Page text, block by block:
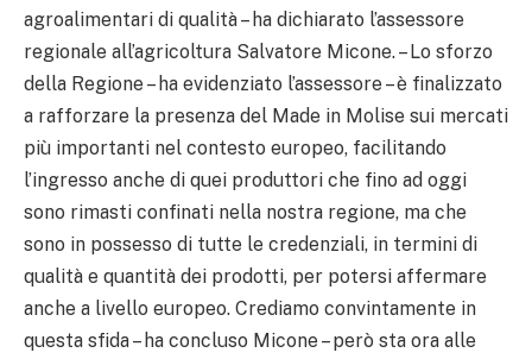
agroalimentari di qualità – ha dichiarato l’assessore
regionale all’agricoltura Salvatore Micone. – Lo sforzo
della Regione – ha evidenziato l’assessore – è finalizzato
a rafforzare la presenza del Made in Molise sui mercati
più importanti nel contesto europeo, facilitando
l’ingresso anche di quei produttori che fino ad oggi
sono rimasti confinati nella nostra regione, ma che
sono in possesso di tutte le credenziali, in termini di
qualità e quantità dei prodotti, per potersi affermare
anche a livello europeo. Crediamo convintamente in
questa sfida – ha concluso Micone – però sta ora alle